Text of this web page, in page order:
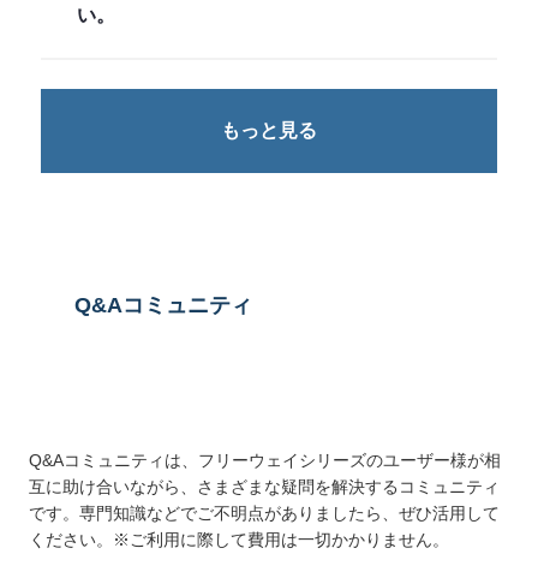
い。
もっと見る
Q&Aコミュニティ
Q&Aコミュニティは、フリーウェイシリーズのユーザー様が相
互に助け合いながら、さまざまな疑問を解決するコミュニティ
です。専門知識などでご不明点がありましたら、ぜひ活用して
ください。※ご利用に際して費用は一切かかりません。